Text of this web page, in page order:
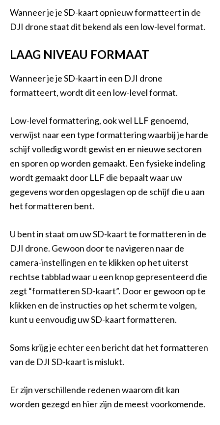
Wanneer je je SD-kaart opnieuw formatteert in de
DJI drone staat dit bekend als een low-level format.
LAAG NIVEAU FORMAAT
Wanneer je je SD-kaart in een DJI drone
formatteert, wordt dit een low-level format.
Low-level formattering, ook wel LLF genoemd,
verwijst naar een type formattering waarbij je harde
schijf volledig wordt gewist en er nieuwe sectoren
en sporen op worden gemaakt. Een fysieke indeling
wordt gemaakt door LLF die bepaalt waar uw
gegevens worden opgeslagen op de schijf die u aan
het formatteren bent.
U bent in staat om uw SD-kaart te formatteren in de
DJI drone. Gewoon door te navigeren naar de
camera-instellingen en te klikken op het uiterst
rechtse tabblad waar u een knop gepresenteerd die
zegt “formatteren SD-kaart”. Door er gewoon op te
klikken en de instructies op het scherm te volgen,
kunt u eenvoudig uw SD-kaart formatteren.
Soms krijg je echter een bericht dat het formatteren
van de DJI SD-kaart is mislukt.
Er zijn verschillende redenen waarom dit kan
worden gezegd en hier zijn de meest voorkomende.